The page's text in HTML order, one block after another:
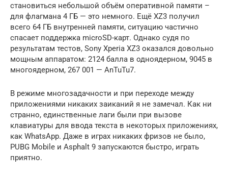
становиться небольшой объём оперативной памяти –
для флагмана 4 ГБ — это немного. Ещё XZ3 получил
всего 64 ГБ внутренней памяти, ситуацию частично
спасает поддержка microSD-карт. Однако судя по
результатам тестов, Sony Xperia XZ3 оказался довольно
мощным аппаратом: 2124 балла в одноядерном, 9045 в
многоядерном, 267 001 — AnTuTu7.
В режиме многозадачности и при переходе между
приложениями никаких заиканий я не замечал. Как ни
странно, единственные лаги были при вызове
клавиатуры для ввода текста в некоторых приложениях,
как WhatsApp. Даже в играх никаких фризов не было,
PUBG Mobile и Asphalt 9 запускаются быстро, играть
приятно.